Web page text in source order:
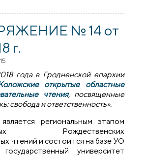
№ 14 от
г.
года в Гродненской епархии
открытые областные
чтения, посвященные
свобода и ответственность».
региональным этапом
Рождественских
чтений и состоится на базе УО
университет